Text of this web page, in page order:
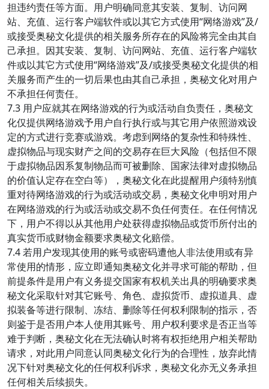
担违约责任等方面。用户明确同意其安装、复制、访问网
站、充值、运行客户端软件或以其它方式使用“网络游戏”及/
或接受奥秘文化提供的相关服务所存在的风险将完全由其自
己承担。因其安装、复制、访问网站、充值、运行客户端软
件或以其它方式使用“网络游戏”及/或接受奥秘文化提供的相
关服务而产生的一切后果也由其自己承担，奥秘文化对用户
不承担任何责任。
7.3 用户应就其在网络游戏的行为或活动自负责任，奥秘文
化仅提供网络游戏予用户自行执行或与其它用户依照游戏设
定的方式进行竞赛或游戏。考虑到网络的复杂性和特殊性、
虚拟物品与现实财产之间的交易存在巨大风险（包括但不限
于虚拟物品因系复制物品而可被删除、国家法律对虚拟物品
的价值认定存在空白等），奥秘文化在此提醒用户须特别慎
重对待网络游戏的行为或活动或交易，奥秘文化申明对用户
在网络游戏的行为或活动或交易不负任何责任。在任何情况
下，用户不得以从其他用户处获得虚拟物品或货币所付出的
真实货币或财物金额要求奥秘文化赔偿。
7.4 若用户发现其使用的账号或密码遭他人非法使用或有异
常使用的情形，应立即通知奥秘文化并寻求可能的帮助，但
前提条件是用户有义务提交国家有权机关出具的明确要求奥
秘文化采取针对其它账号、角色、虚拟货币、虚拟道具、虚
拟装备等进行限制、冻结、删除等任何权利限制的指示，否
则鉴于是否用户本人使用其账号、用户权利要求是否正当等
难于判断，奥秘文化在无法确认时将有权拒绝用户相关帮助
请求，对此用户同意认同奥秘文化行为的合理性，放弃此情
况下针对奥秘文化的任何权利诉求，奥秘文化亦无义务承担
任何相关后续损失。